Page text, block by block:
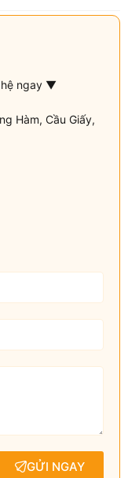
hệ ngay ▼
Hàm, Cầu Giấy,
GỬI NGAY